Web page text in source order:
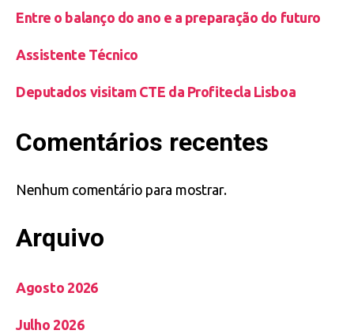
Entre o balanço do ano e a preparação do futuro
Assistente Técnico
Deputados visitam CTE da Profitecla Lisboa
Comentários recentes
Nenhum comentário para mostrar.
Arquivo
Agosto 2026
Julho 2026